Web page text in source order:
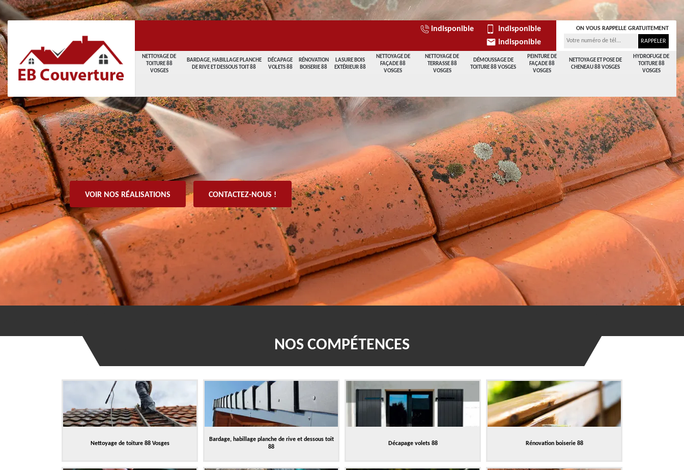
NETTOYAGE DE
TOITURE 88
VOSGES
BARDAGE, HABILLAGE PLANCHE
DE RIVE ET DESSOUS TOIT 88
DÉCAPAGE
VOLETS 88
RÉNOVATION
BOISERIE 88
LASURE BOIS
EXTÉRIEUR 88
NETTOYAGE DE
FAÇADE 88
VOSGES
NETTOYAGE DE
TERRASSE 88
VOSGES
DÉMOUSSAGE DE
TOITURE 88 VOSGES
PEINTURE DE
FAÇADE 88
VOSGES
NETTOYAGE ET POSE DE
CHENEAU 88 VOSGES
HYDROFUGE DE
TOITURE 88
VOSGES
indisponible
indisponible
indisponible
ON VOUS RAPPELLE GRATUITEMENT
VOIR NOS RÉALISATIONS CONTACTEZ-NOUS !
NOS COMPÉTENCES
Nettoyage de toiture 88 Vosges
Bardage, habillage planche de rive et dessous toit
88
Décapage volets 88 Rénovation boiserie 88